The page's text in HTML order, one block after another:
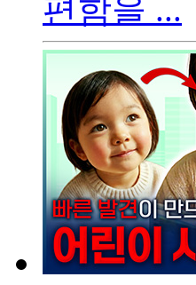
편함을 ...